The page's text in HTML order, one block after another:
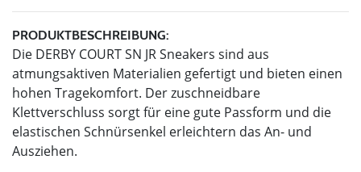
PRODUKTBESCHREIBUNG:
Die DERBY COURT SN JR Sneakers sind aus
atmungsaktiven Materialien gefertigt und bieten einen
hohen Tragekomfort. Der zuschneidbare
Klettverschluss sorgt für eine gute Passform und die
elastischen Schnürsenkel erleichtern das An- und
Ausziehen.